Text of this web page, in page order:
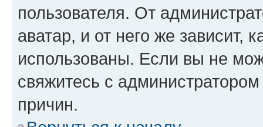
пользователя. От
аватар, и от него же зависит,
использованы. Если вы не
свяжитесь с
причин.